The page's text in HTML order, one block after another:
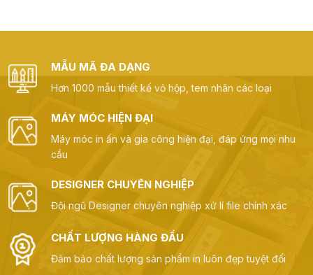
MẪU MÃ ĐA DẠNG
Hơn 1000 mẫu thiết kế vỏ hộp, tem nhãn các loại
MÁY MÓC HIỆN ĐẠI
Máy móc in ấn và gia công hiện đại, đáp ứng mọi nhu
cầu
DESIGNER CHUYÊN NGHIỆP
Đội ngũ Designer chuyên nghiệp xử lí file chính xác
CHẤT LƯỢNG HÀNG ĐẦU
Đảm bảo chất lượng sản phẩm in luôn đẹp tuyệt đối